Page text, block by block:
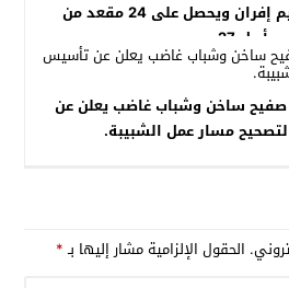
بسيدي المخفي إقليم إفران ويحصل على 24 مقعد من
أصل 27
صفيح ساخن وشباب غاضب يعلن عن
مسار عمل الشبيبة.
الحقول الإلزامية مشار إليها بـ*